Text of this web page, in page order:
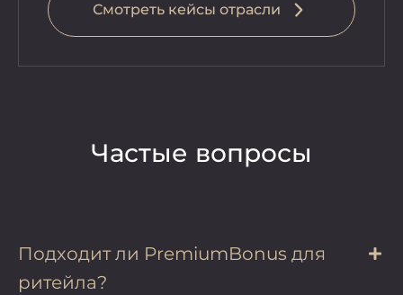
Смотреть кейсы отрасли
Частые вопросы
Подходит ли PremiumBonus для
ритейла?